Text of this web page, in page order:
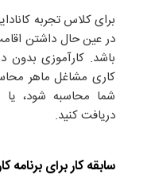
برای کلاس تجربه
در عین حال داشتن
باشد. کارآموزی بدون
کاری مشاغل ماهر
شما محاسبه شود، یا
دریافت کنید.
سابقه کار برای برنامه